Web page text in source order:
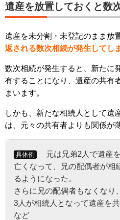
遺産を放置しておくと数
遺産を未分割・未登記のまま放
返される数次相続が発生してし
数次相続が発生すると、新たに
有することになり、遺産の共有
まいます。
しかも、新たな相続人として遺
は、元々の共有者よりも関係が
具体例
元は兄弟2人で遺産
亡くなって、兄の配偶者が相
るようになった。
さらに兄の配偶者もなくなり
3人が相続人となって遺産を
など